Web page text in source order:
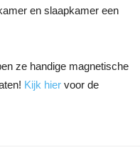
en slaapkamer een
ze handige magnetische
Kijk hier voor de